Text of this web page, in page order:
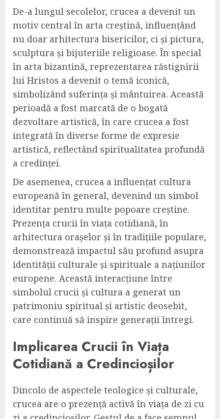
De-a lungul secolelor, crucea a devenit un
motiv central în arta creștină, influențând
nu doar arhitectura bisericilor, ci și pictura,
sculptura și bijuteriile religioase. În special
în arta bizantină, reprezentarea răstignirii
lui Hristos a devenit o temă iconică,
simbolizând suferința și mântuirea. Această
perioadă a fost marcată de o bogată
dezvoltare artistică, în care crucea a fost
integrată în diverse forme de expresie
artistică, reflectând spiritualitatea profundă
a credinței.
De asemenea, crucea a influențat cultura
europeană în general, devenind un simbol
identitar pentru multe popoare creștine.
Prezența crucii în viața cotidiană, în
arhitectura orașelor și în tradițiile populare,
demonstrează impactul său profund asupra
identității culturale și spirituale a națiunilor
europene. Această interacțiune între
simbolul crucii și cultura a generat un
patrimoniu spiritual și artistic deosebit,
care continuă să inspire generații întregi.
Implicarea Crucii în Viața
Cotidiană a Credincioșilor
Dincolo de aspectele teologice și culturale,
crucea are o prezență activă în viața de zi cu